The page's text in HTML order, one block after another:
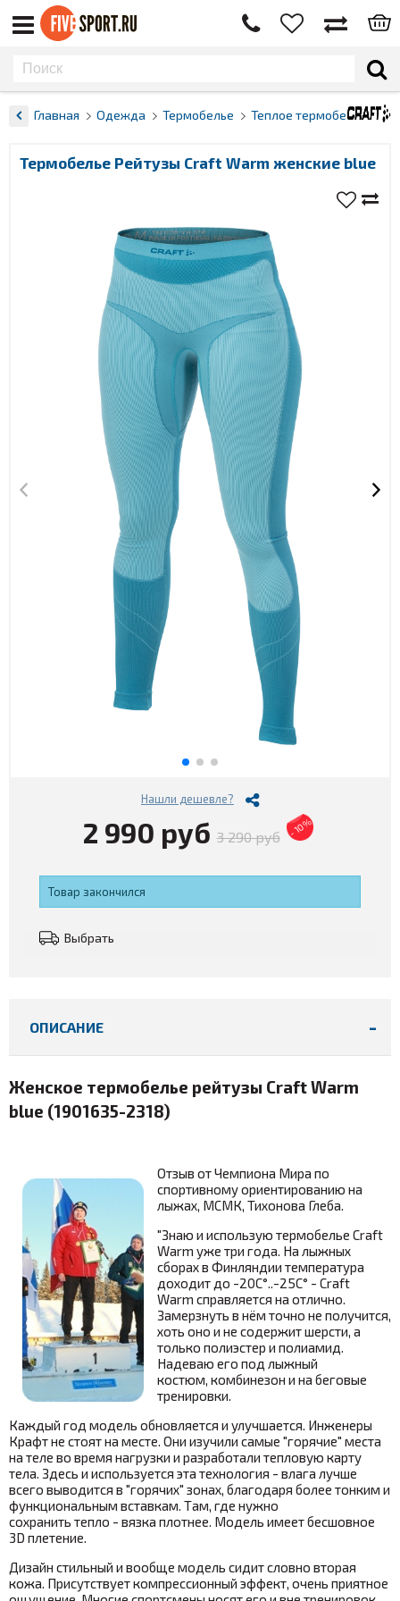
Главная Одежда Термобелье Теплое термобелье
Термобелье Рейтузы Craft Warm женские blue
Нашли дешевле?
2 990 руб 3 290 руб - 10%
Товар закончился
Выбрать
ОПИСАНИЕ
Женское термобелье рейтузы Craft Warm
blue (1901635-2318)
Отзыв от Чемпиона Мира по
спортивному ориентированию на
лыжах, МСМК, Тихонова Глеба.
"Знаю и использую термобелье Craft
Warm уже три года. На лыжных
сборах в Финляндии температура
доходит до -20С°..-25С° - Craft
Warm справляется на отлично.
Замерзнуть в нём точно не получится,
хоть оно и не содержит шерсти, а
только полиэстер и полиамид.
Надеваю его под лыжный
костюм, комбинезон и на беговые
тренировки.
Каждый год модель обновляется и улучшается. Инженеры
Крафт не стоят на месте. Они изучили самые "горячие" места
на теле во время нагрузки и разработали тепловую карту
тела. Здесь и используется эта технология - влага лучше
всего выводится в "горячих" зонах, благодаря более тонким и
функциональным вставкам. Там, где нужно
сохранить тепло - вязка плотнее. Модель имеет бесшовное
3D плетение.
Дизайн стильный и вообще модель сидит словно вторая
кожа. Присутствует компрессионный эффект, очень приятное